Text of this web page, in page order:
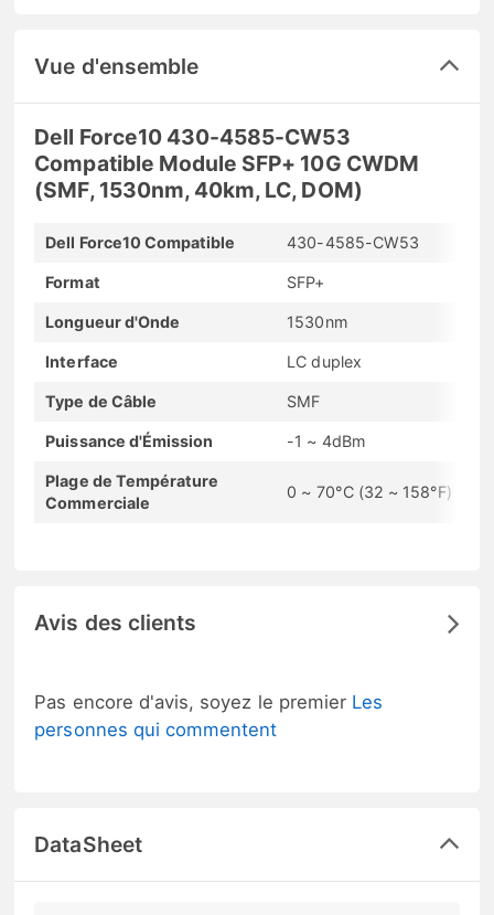
Vue d'ensemble
Dell Force10 430-4585-CW53
Compatible Module SFP+ 10G CWDM
(SMF, 1530nm, 40km, LC, DOM)
Dell Force10 Compatible 430-4585-CW53
Format SFP+
Longueur d'Onde 1530nm
Interface LC duplex
Type de Câble SMF
Puissance d'Émission -1 ~ 4dBm
Plage de Température
Commerciale
0 ~ 70°C (32 ~ 158°F)
Avis des clients
Pas encore d'avis, soyez le premier Les
personnes qui commentent
DataSheet